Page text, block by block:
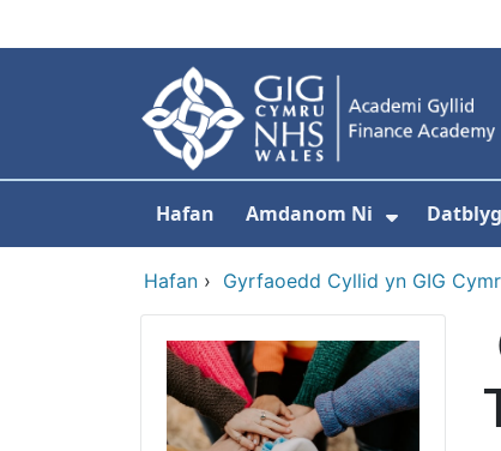
Hafan Amdanom Ni
Dangos
Hafan › Gyrfaoedd Cyllid yn GIG